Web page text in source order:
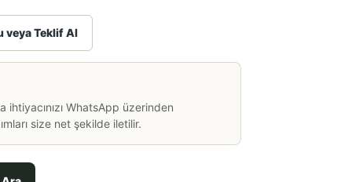
veya Teklif Al
WhatsApp üzerinden
size net şekilde iletilir.